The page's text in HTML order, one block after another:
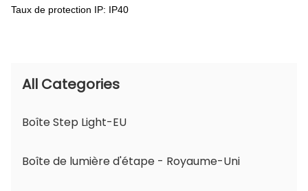
Taux de protection IP: IP40
All Categories
Boîte Step Light-EU
Boîte de lumière d'étape - Royaume-Uni